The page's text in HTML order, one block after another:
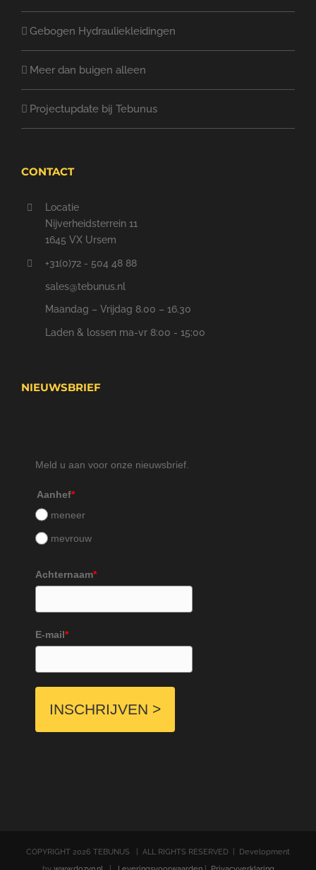
Gebogen Hydrauliekleidingen
Meer dan buigen alleen
Projectupdate bij Tebunus
CONTACT
Locatie
Nijverheidsterrein 11
1645 VX Ursem
+31(0)72 - 504 48 88
sales@tebunus.nl
Maandag – Vrijdag 8.00 – 16.30
Laden & lossen ma-vr 8:00 - 15:00
NIEUWSBRIEF
Meld u aan voor onze nieuwsbrief.
Aanhef*
meneer
mevrouw
Achternaam*
E-mail*
INSCHRIJVEN >
COPYRIGHT 2026 TEBUNUS | ALL RIGHTS RESERVED | Development